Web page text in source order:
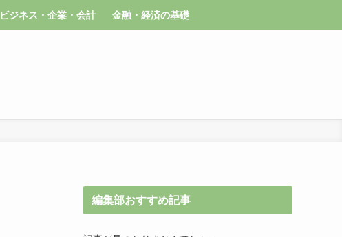
ビジネス・企業・会計 金融・経済の基礎
編集部おすすめ記事